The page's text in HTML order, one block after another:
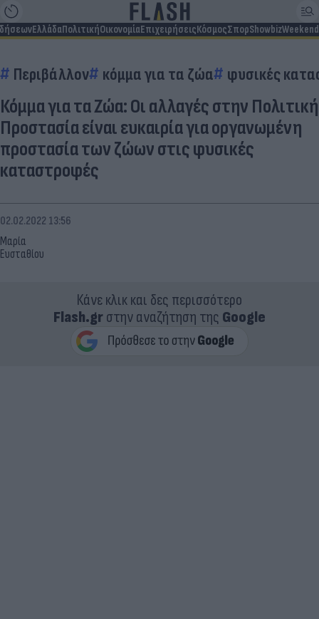
ΕλλάδαΠολιτικήΟικονομίαΕπιχειρήσειςΚόσμοςΣπορShowbizWeekend
Περιβάλλον κόμμα για τα ζώα φυσικές
Κόμμα για τα Ζώα: Οι αλλαγές στην Πολιτική
Προστασία είναι ευκαιρία για οργανωμένη
προστασία των ζώων στις φυσικές
καταστροφές
Μαρία
Ευσταθίου
02.02.2022 13:56
Κάνε κλικ και δες περισσότερο
Flash.grστην αναζήτηση της Google